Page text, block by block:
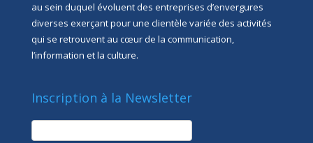
au sein duquel évoluent des entreprises d’envergures
diverses exerçant pour une clientèle variée des activités
qui se retrouvent au cœur de la communication,
l’information et la culture.
Inscription à la Newsletter
newsletter